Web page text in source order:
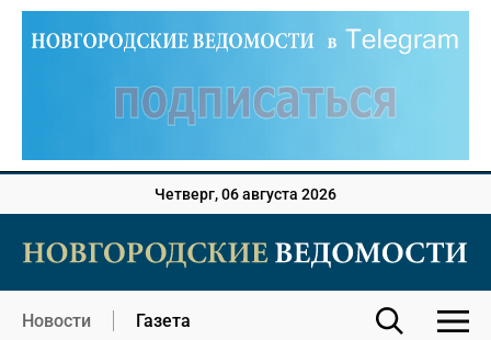
Четверг, 06 августа 2026
Новости Газета